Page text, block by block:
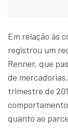
Em relação às
registrou um
Renner, que
de
trimestre de
quanto ao